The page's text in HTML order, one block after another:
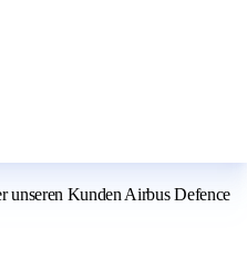
unseren Kunden Airbus Defence